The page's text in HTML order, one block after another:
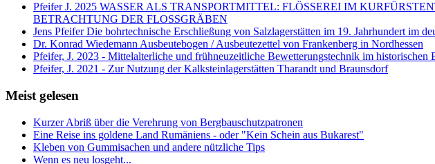
Pfeifer J. 2025 WASSER ALS TRANSPORTMITTEL: FLÖSSEREI IM
BETRACHTUNG DER FLOSSGRÄBEN
Jens Pfeifer Die bohrtechnische Erschließung von Salzlagerstätten im 19. Jahrhundert im
Dr. Konrad Wiedemann Ausbeutebogen / Ausbeutezettel von Frankenberg in Nordhessen
Pfeifer, J. 2023 - Mittelalterliche und frühneuzeitliche Bewetterungstechnik im historischen
Pfeifer, J. 2021 - Zur Nutzung der Kalksteinlagerstätten Tharandt und Braunsdorf
Meist gelesen
Kurzer Abriß über die Verehrung von Bergbauschutzpatronen
Eine Reise ins goldene Land Rumäniens - oder "Kein Schein aus Bukarest"
Kleben von Gummisachen und andere nützliche Tips
Wenn es neu losgeht...